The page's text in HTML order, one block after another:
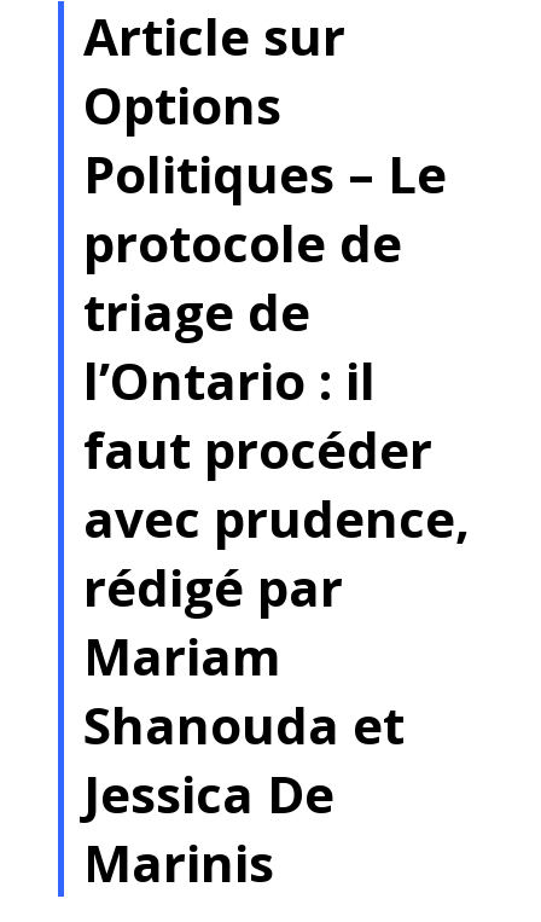
Article sur
Options
Politiques – Le
protocole de
triage de
l’Ontario : il
faut procéder
avec prudence,
rédigé par
Mariam
Shanouda et
Jessica De
Marinis